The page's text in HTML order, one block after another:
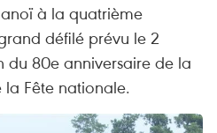
à la quatrième
défilé prévu le 2
du 80e anniversaire de la
la Fête nationale.